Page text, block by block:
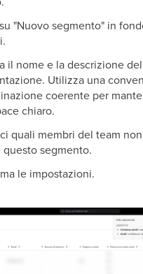
"Nuovo segmento" in
il nome e la descrizione
Utilizza una
coerente per
chiaro.
quali membri del team
segmento.
le impostazioni.